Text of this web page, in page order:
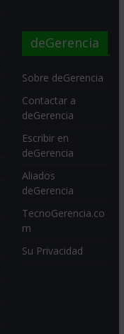
deGerencia
Sobre deGerencia
Contactar a
deGerencia
Escribir en
deGerencia
Aliados
deGerencia
TecnoGerencia.co
m
Su Privacidad